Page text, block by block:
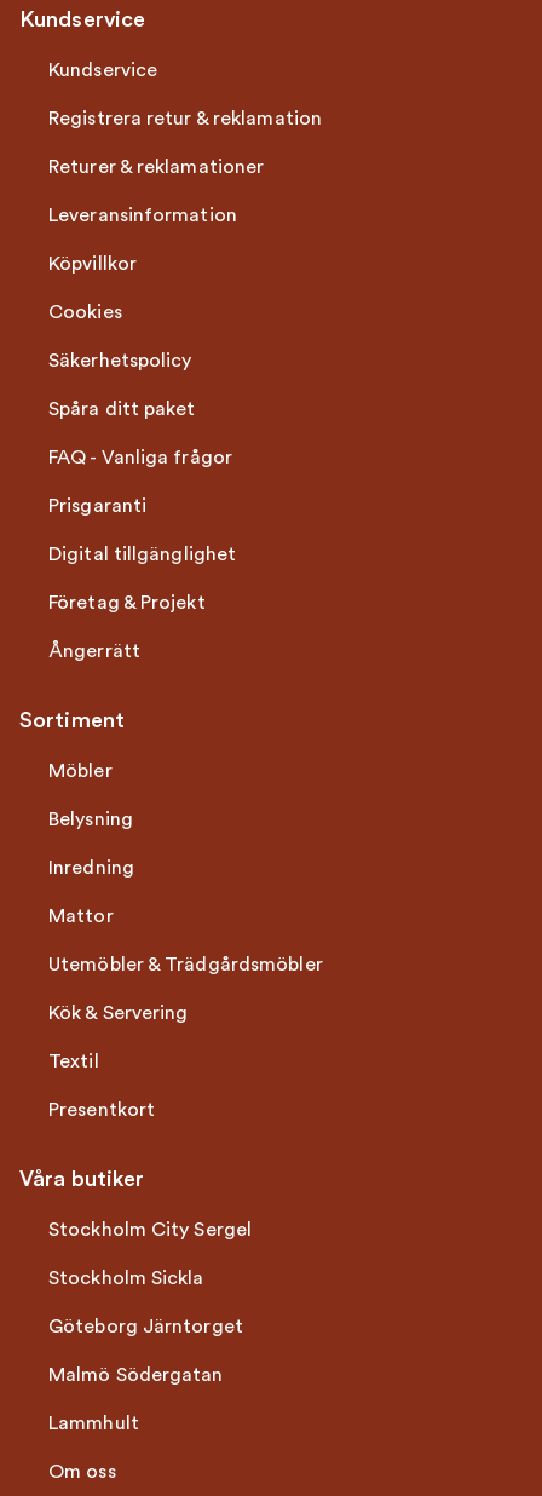
Kundservice
Kundservice
Registrera retur & reklamation
Returer & reklamationer
Leveransinformation
Köpvillkor
Cookies
Säkerhetspolicy
Spåra ditt paket
FAQ - Vanliga frågor
Prisgaranti
Digital tillgänglighet
Företag & Projekt
Ångerrätt
Sortiment
Möbler
Belysning
Inredning
Mattor
Utemöbler & Trädgårdsmöbler
Kök & Servering
Textil
Presentkort
Våra butiker
Stockholm City Sergel
Stockholm Sickla
Göteborg Järntorget
Malmö Södergatan
Lammhult
Om oss